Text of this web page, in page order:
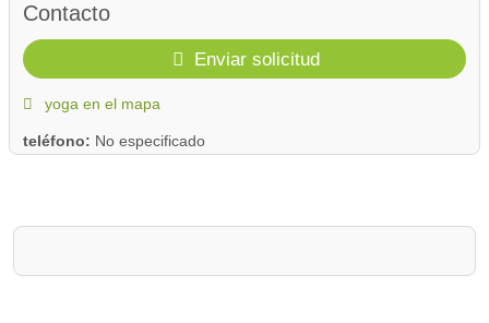
Contacto
Enviar solicitud
yoga en el mapa
teléfono: No especificado